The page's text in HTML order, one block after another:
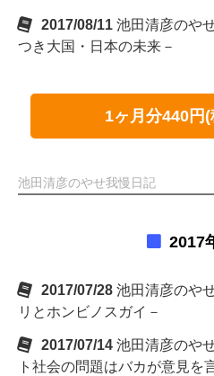
2017/08/11 池田清彦のや
つき大国・日本の未来－
1ヶ月分440円
池田清彦のやせ我慢日記
2017
2017/07/28 池田清彦のや
リとホンビノスガイ－
2017/07/14 池田清彦のや
ト社会の問題はバカが意見を